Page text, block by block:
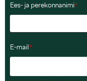
Ees- ja perekonnanimi*
E-mail*